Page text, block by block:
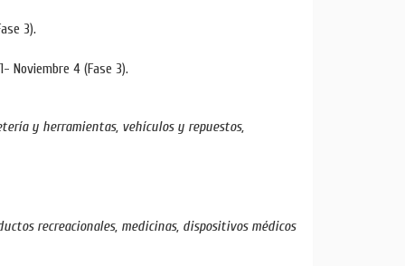
3).
Noviembre 4 (Fase 3).
y herramientas, vehículos y repuestos,
recreacionales, medicinas, dispositivos médicos